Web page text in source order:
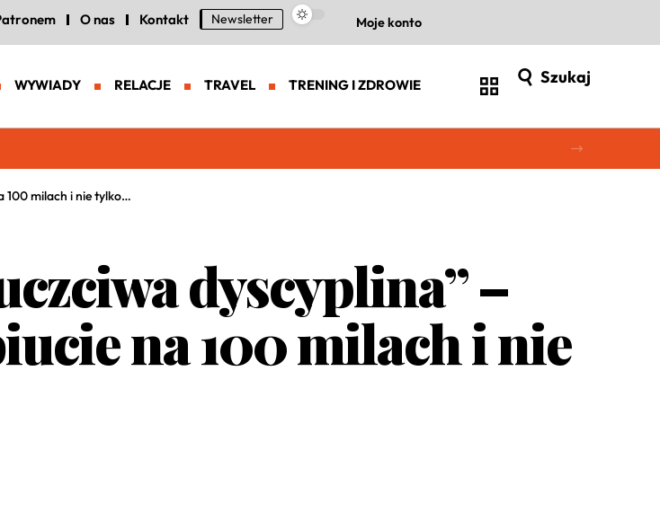
O nas Kontakt Newsletter Moje konto
WYWIADY RELACJE TRAVEL TRENING I ZDROWIE Szukaj
100 milach i nie tylko…
dyscyplina” –
na 100 milach i nie